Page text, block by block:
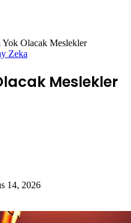
Olacak Meslekler
Zeka
Meslekler
14, 2026